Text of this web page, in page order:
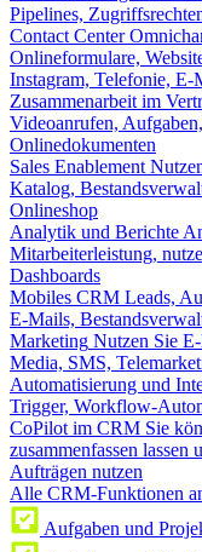
Pipelines,
Contact Center
Onlineformulare,
Instagram, Telefonie, E-
Zusammenarbeit im
Videoanrufen,
Onlinedokumenten
Sales Enablement
Katalog,
Onlineshop
Analytik und Berichte
Mitarbeiterleistung,
Dashboards
Mobiles CRM Leads,
E-Mails,
Marketing Nutzen Sie
Media, SMS,
Automatisierung und
Trigger, Workflow-
CoPilot im CRM Sie
zusammenfassen
Aufträgen nutzen
Alle CRM-Funktionen
Aufgaben und